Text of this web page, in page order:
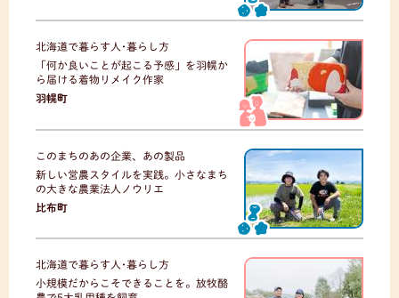
北海道で暮らす人･暮らし方
「何か良いことが起こる予感」を羽幌か
ら届ける着物リメイク作家
羽幌町
このまちのあの企業、あの製品
新しい営農スタイルを実践。小さなまち
の大きな農業法人ノウリエ
比布町
北海道で暮らす人･暮らし方
小規模だからこそできることを。放牧酪